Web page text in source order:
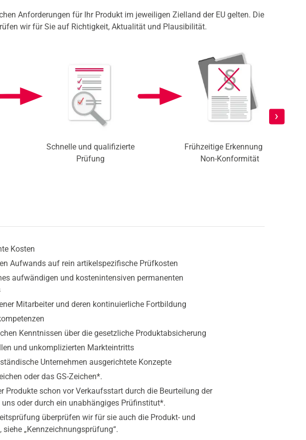
Anforderungen für Ihr Produkt im jeweiligen Zielland der EU gelten. Die
wir für Sie auf Richtigkeit, Aktualität und Plausibilität.
Schnelle und qualifizierte
Prüfung
Frühzeitige Erkennung der
Non-Konformität
›
Kosten
Aufwands auf rein artikelspezifische Prüfkosten
aufwändigen und kostenintensiven permanenten
Mitarbeiter und deren kontinuierliche Fortbildung
Kenntnissen über die gesetzliche Produktabsicherung
und unkomplizierten Markteintritts
Unternehmen ausgerichtete Konzepte
oder das GS-Zeichen*.
Produkte schon vor Verkaufsstart durch die Beurteilung der
oder durch ein unabhängiges Prüfinstitut*.
überprüfen wir für sie auch die Produkt- und
„Kennzeichnungsprüfung“.